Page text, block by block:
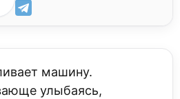
машину.
улыбаясь,